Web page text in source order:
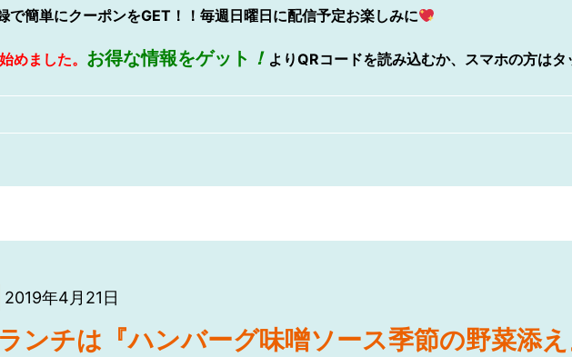
で簡単にクーポンをGET！！毎週日曜日に配信予定お楽しみに
めました。 お得な情報をゲット ！ よりQRコードを読み込むか、スマホの方はタ
2019年4月21日
ンチは『ハンバーグ味噌ソース季節の野菜添